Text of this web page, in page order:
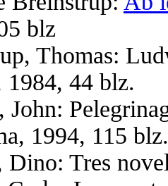
blz
Thomas:
1984, 44 blz.
John:
1994, 115 blz.
Dino: Tres